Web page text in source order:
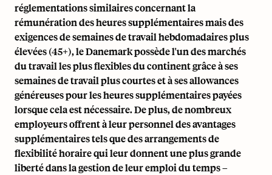
réglementations similaires concernant la
rémunération des heures supplémentaires mais des
exigences de semaines de travail hebdomadaires plus
élevées (45+), le Danemark possède l'un des marchés
du travail les plus flexibles du continent grâce à ses
semaines de travail plus courtes et à ses allowances
généreuses pour les heures supplémentaires payées
lorsque cela est nécessaire. De plus, de nombreux
employeurs offrent à leur personnel des avantages
supplémentaires tels que des arrangements de
flexibilité horaire qui leur donnent une plus grande
liberté dans la gestion de leur emploi du temps –